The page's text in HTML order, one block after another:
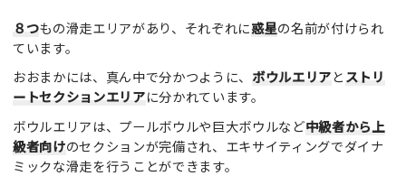
８つもの滑走エリアがあり、それぞれに惑星の名前が付けられ
ています。
おおまかには、真ん中で分かつように、 ボウルエリアとストリ
ートセクションエリアに分かれています。
ボウルエリアは、プールボウルや巨大ボウルなど中級者から上
級者向けのセクションが完備され、エキサイティングでダイナ
ミックな滑走を行うことができます。